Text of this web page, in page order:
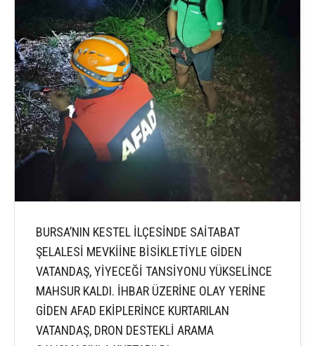
BURSA’NIN KESTEL İLÇESİNDE SAİTABAT
ŞELALESİ MEVKİİNE BİSİKLETİYLE GİDEN
VATANDAŞ, YİYECEĞİ TANSİYONU YÜKSELİNCE
MAHSUR KALDI. İHBAR ÜZERİNE OLAY YERİNE
GİDEN AFAD EKİPLERİNCE KURTARILAN
VATANDAŞ, DRON DESTEKLİ ARAMA